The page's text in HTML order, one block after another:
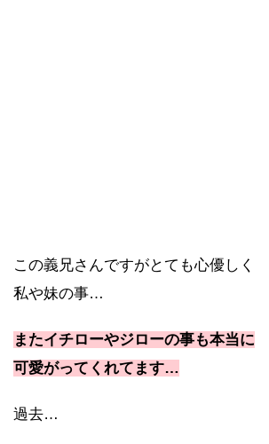
この義兄さんですがとても心優しく
私や妹の事…
またイチローやジローの事も本当に
可愛がってくれてます…
過去…